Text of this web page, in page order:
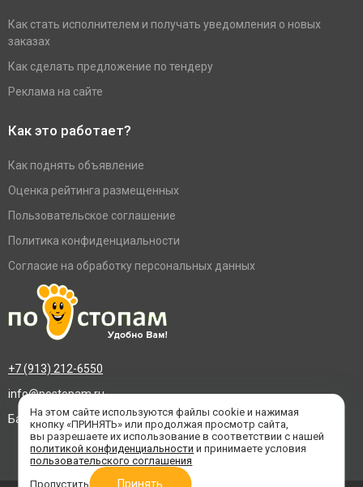
Как стать исполнителем и получать уведомления о новых
заказах
Как сделать предложение по тендеру
Реклама на сайте
Как это работает?
Как поднять объявление
Оценка рейтинга размещенных
Пользовательское соглашение
Политика конфиденциальности
Согласие на обработку персональных данных
+7 (913) 212-6550
info@postopam.ru
Барнаул, пр. Социалистический 109, оф.455
На этом сайте используются файлы cookie и нажимая
кнопку «ПРИНЯТЬ» или продолжая просмотр сайта,
вы разрешаете их использование в соответствии с нашей
политикой конфиденциальности и принимаете условия
пользовательского соглашения
Пропустить
Принять